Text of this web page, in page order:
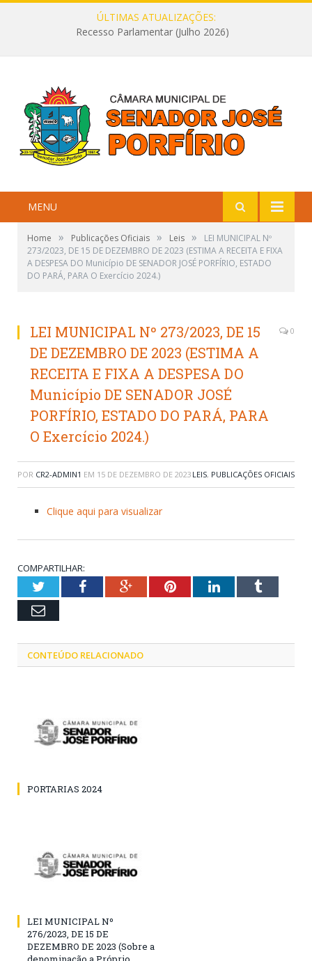
ÚLTIMAS ATUALIZAÇÕES:
Recesso Parlamentar (Julho 2026)
MENU
Home » Publicações Oficiais » Leis »
LEI MUNICIPAL Nº
273/2023, DE 15 DE DEZEMBRO DE 2023 (ESTIMA A RECEITA E FIXA
A DESPESA DO Município DE SENADOR JOSÉ PORFÍRIO, ESTADO
DO PARÁ, PARA O Exercício 2024.)
LEI MUNICIPAL Nº 273/2023, DE 15
DE DEZEMBRO DE 2023 (ESTIMA A
RECEITA E FIXA A DESPESA DO
Município DE SENADOR JOSÉ
PORFÍRIO, ESTADO DO PARÁ, PARA
O Exercício 2024.)
0
POR CR2-ADMIN1 EM 15 DE DEZEMBRO DE 2023 LEIS, PUBLICAÇÕES OFICIAIS
Clique aqui para visualizar
COMPARTILHAR:
TwitterFacebookGoogle+PinterestLinkedInTumblr
Email
CONTEÚDO RELACIONADO
PORTARIAS 2024
LEI MUNICIPAL Nº
276/2023, DE 15 DE
DEZEMBRO DE 2023 (Sobre a